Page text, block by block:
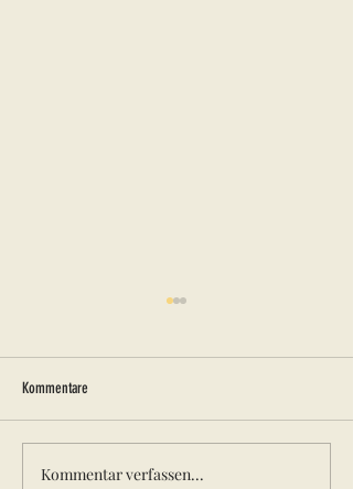
Kinderferienprogramm 2024
Kommentare
Kommentar verfassen...